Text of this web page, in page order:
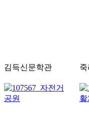
김득신문학관